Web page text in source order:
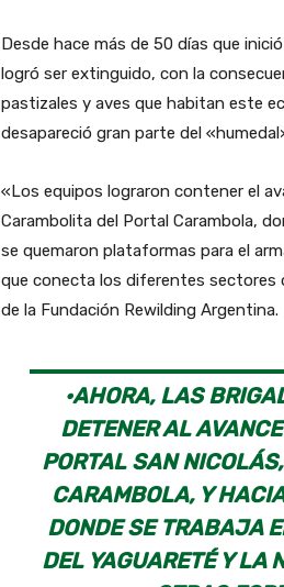
Desde hace más de 50 días que
logró ser extinguido, con la
pastizales y aves que habitan este
desapareció gran parte del
«Los equipos lograron contener el
Carambolita del Portal Carambola,
se quemaron plataformas para el
que conecta los diferentes sectores
de la Fundación Rewilding Argentina.
·AHORA, LAS
DETENER AL
PORTAL SAN
CARAMBOLA, Y
DONDE SE TRABAJA
DEL YAGUARETÉ Y LA